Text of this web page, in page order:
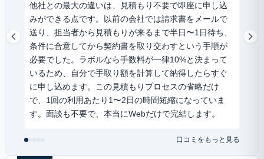
他社との最大の違いは、見積もり不要で即座に申し込
みができる点です。以前の会社では請求書をメールで
送り、担当者から見積もりが来るまで半日〜1日待ち、
条件に合意してから契約書を取り交わすという手順が
必要でした。ラボルなら手数料が一律10%と決まって
いるため、自分で手取り額を計算して納得したらすぐ
に申し込めます。この見積もりプロセスの省略だけ
で、1回の利用あたり1〜2日の時間短縮になっていま
す。面談も不要で、本当にWebだけで完結します。
平
っ
口コミをもっと見る